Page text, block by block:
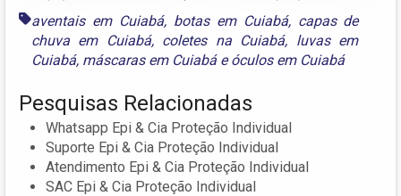
aventais em Cuiabá, botas em Cuiabá, capas de
chuva em Cuiabá, coletes na Cuiabá, luvas em
Cuiabá, máscaras em Cuiabáeóculos em Cuiabá
Pesquisas Relacionadas
Whatsapp Epi & Cia Proteção Individual
Suporte Epi & Cia Proteção Individual
Atendimento Epi & Cia Proteção Individual
SAC Epi & Cia Proteção Individual